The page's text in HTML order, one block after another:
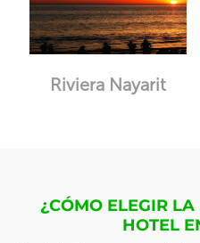
Riviera Nayarit
¿CÓMO ELEGIR
HOTEL